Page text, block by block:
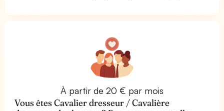
À partir de 20 € par mois
Vous êtes Cavalier dresseur / Cavalière